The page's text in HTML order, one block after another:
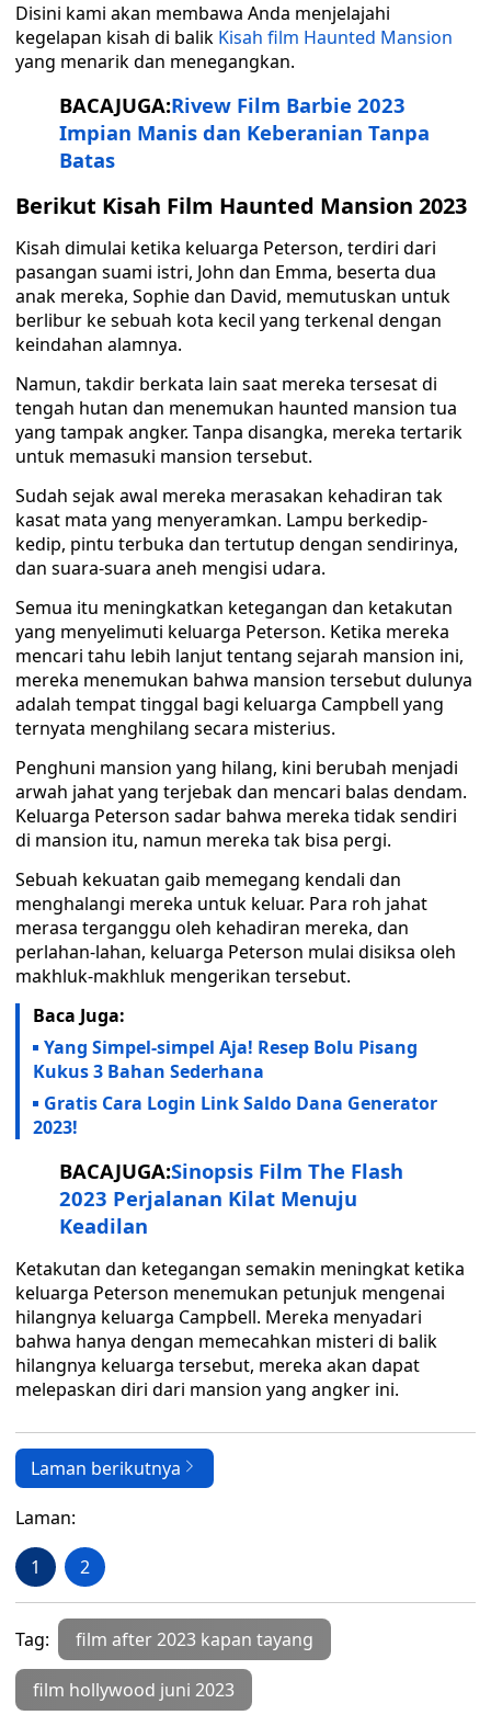
Disini kami akan membawa Anda menjelajahi
kegelapan kisah di balik Kisah film Haunted Mansion
yang menarik dan menegangkan.
BACAJUGA:Rivew Film Barbie 2023
Impian Manis dan Keberanian Tanpa
Batas
Berikut Kisah Film Haunted Mansion 2023
Kisah dimulai ketika keluarga Peterson, terdiri dari
pasangan suami istri, John dan Emma, beserta dua
anak mereka, Sophie dan David, memutuskan untuk
berlibur ke sebuah kota kecil yang terkenal dengan
keindahan alamnya.
Namun, takdir berkata lain saat mereka tersesat di
tengah hutan dan menemukan haunted mansion tua
yang tampak angker. Tanpa disangka, mereka tertarik
untuk memasuki mansion tersebut.
Sudah sejak awal mereka merasakan kehadiran tak
kasat mata yang menyeramkan. Lampu berkedip-
kedip, pintu terbuka dan tertutup dengan sendirinya,
dan suara-suara aneh mengisi udara.
Semua itu meningkatkan ketegangan dan ketakutan
yang menyelimuti keluarga Peterson. Ketika mereka
mencari tahu lebih lanjut tentang sejarah mansion ini,
mereka menemukan bahwa mansion tersebut dulunya
adalah tempat tinggal bagi keluarga Campbell yang
ternyata menghilang secara misterius.
Penghuni mansion yang hilang, kini berubah menjadi
arwah jahat yang terjebak dan mencari balas dendam.
Keluarga Peterson sadar bahwa mereka tidak sendiri
di mansion itu, namun mereka tak bisa pergi.
Sebuah kekuatan gaib memegang kendali dan
menghalangi mereka untuk keluar. Para roh jahat
merasa terganggu oleh kehadiran mereka, dan
perlahan-lahan, keluarga Peterson mulai disiksa oleh
makhluk-makhluk mengerikan tersebut.
Baca Juga:
Yang Simpel-simpel Aja! Resep Bolu Pisang
Kukus 3 Bahan Sederhana
Gratis Cara Login Link Saldo Dana Generator
2023!
BACAJUGA:Sinopsis Film The Flash
2023 Perjalanan Kilat Menuju
Keadilan
Ketakutan dan ketegangan semakin meningkat ketika
keluarga Peterson menemukan petunjuk mengenai
hilangnya keluarga Campbell. Mereka menyadari
bahwa hanya dengan memecahkan misteri di balik
hilangnya keluarga tersebut, mereka akan dapat
melepaskan diri dari mansion yang angker ini.
Laman berikutnya
Laman:
1 2
Tag: film after 2023 kapan tayang
film hollywood juni 2023